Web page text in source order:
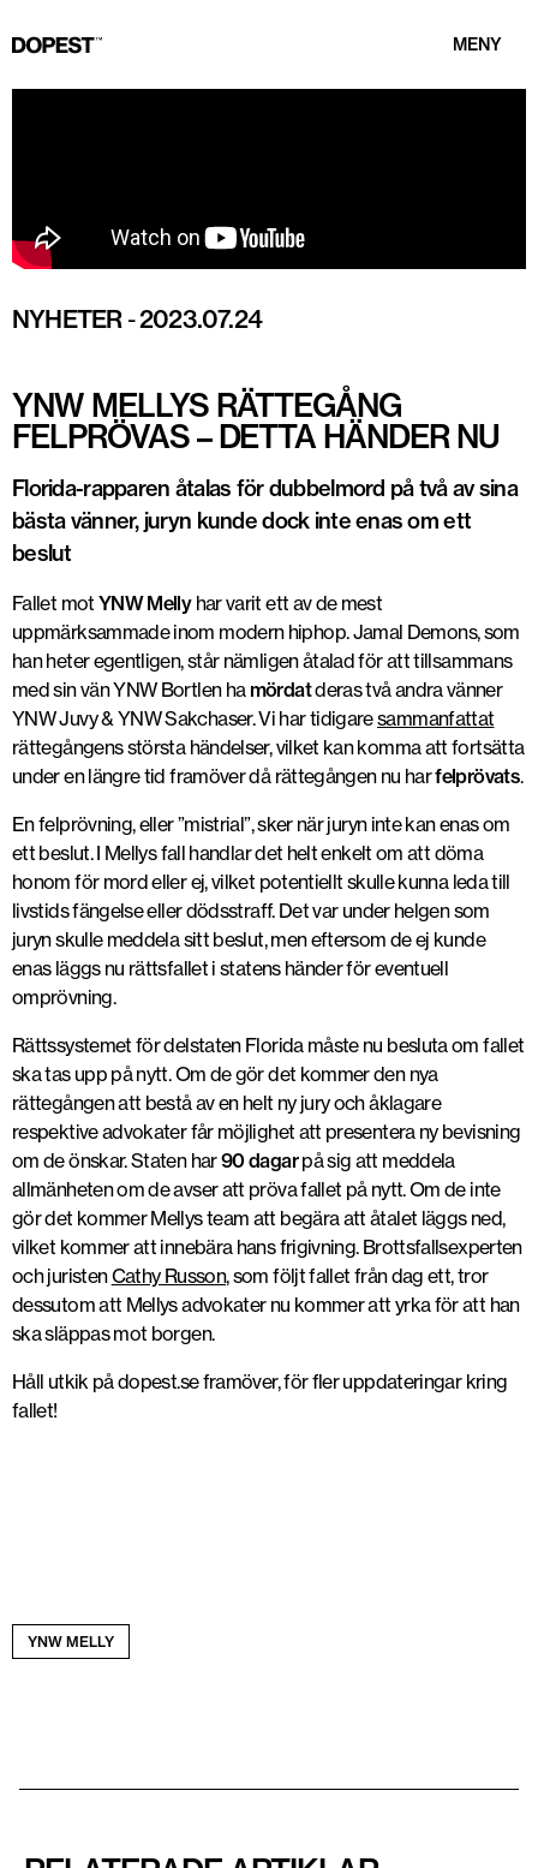
MENY
NYHETER-2023.07.24
YNW MELLYS RÄTTEGÅNG
FELPRÖVAS – DETTA HÄNDER NU
Florida-rapparen åtalas för dubbelmord på två av sina
bästa vänner, juryn kunde dock inte enas om ett
beslut
Fallet mot YNW Mellyhar varit ett av de mest
uppmärksammade inom modern hiphop. Jamal Demons, som
han heter egentligen, står nämligen åtalad för att tillsammans
med sin vän YNW Bortlen ha mördatderas två andra vänner
YNW Juvy & YNW Sakchaser. Vi har tidigaresammanfattat
rättegångens största händelser, vilket kan komma att fortsätta
under en längre tid framöver då rättegången nu harfelprövats.
En felprövning, eller ”mistrial”, sker när juryn inte kan enas om
ett beslut. I Mellys fall handlar det helt enkelt om att döma
honom för mord eller ej, vilket potentiellt skulle kunna leda till
livstids fängelse eller dödsstraff. Det var under helgen som
juryn skulle meddela sitt beslut, men eftersom de ej kunde
enas läggs nu rättsfallet i statens händer för eventuell
omprövning.
Rättssystemet för delstaten Florida måste nu besluta om fallet
ska tas upp på nytt. Om de gör det kommer den nya
rättegången att bestå av en helt ny jury och åklagare
respektive advokater får möjlighet att presentera ny bevisning
om de önskar. Staten har90 dagarpå sig att meddela
allmänheten om de avser att pröva fallet på nytt. Om de inte
gör det kommer Mellys team att begära att åtalet läggs ned,
vilket kommer att innebära hans frigivning. Brottsfallsexperten
och juristenCathy Russon, som följt fallet från dag ett, tror
dessutom att Mellys advokater nu kommer att yrka för att han
ska släppas mot borgen.
Håll utkik på dopest.se framöver, för fler uppdateringar kring
fallet!
YNW MELLY